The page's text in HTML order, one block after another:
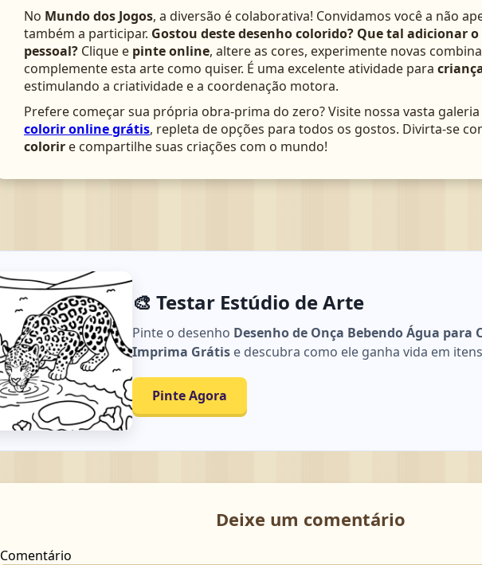
No Mundo dos Jogos, a diversão é colaborativa! Convidamos você a não
também a participar. Gostou deste desenho colorido? Que tal adicionar
pessoal? Clique e pinte online, altere as cores, experimente novas
complemente esta arte como quiser. É uma excelente atividade para
estimulando a criatividade e a coordenação motora.
Prefere começar sua própria obra-prima do zero? Visite nossa vasta
colorir online grátis, repleta de opções para todos os gostos. Divirta-se
colorir e compartilhe suas criações com o mundo!
🎨 Testar Estúdio de Arte
Pinte o desenho Desenho de Onça Bebendo Água
Imprima Grátis e descubra como ele ganha vida em
Pinte Agora
Deixe um comentário
Comentário